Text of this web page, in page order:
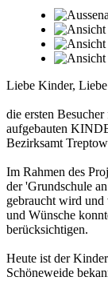
Liebe Kinder,
die ersten
aufgebauten
Bezirksamt
Im Rahmen des
der 'Grundschule
gebraucht wird und
und Wünsche
berücksichtigen.
Heute ist der
Schöneweide